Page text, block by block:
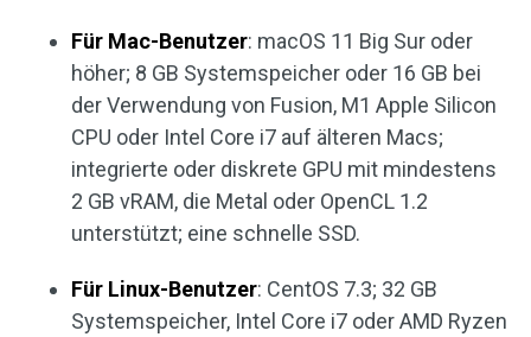
Für Mac-Benutzer: macOS 11 Big Sur oder
höher; 8 GB Systemspeicher oder 16 GB bei
der Verwendung von Fusion, M1 Apple Silicon
CPU oder Intel Core i7 auf älteren Macs;
integrierte oder diskrete GPU mit mindestens
2 GB vRAM, die Metal oder OpenCL 1.2
unterstützt; eine schnelle SSD.
Für Linux-Benutzer: CentOS 7.3; 32 GB
Systemspeicher, Intel Core i7 oder AMD Ryzen